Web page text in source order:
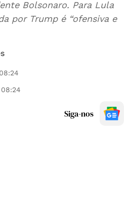
Bolsonaro. Para Lula
por Trump é “ofensiva e
Siga-nos